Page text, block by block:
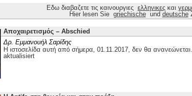
Εδω διαβαζετε τις καινουργιες ελληνικες και
Hier lesen Sie griechischeund deutsche
Αποχαιρετισμός – Abschied
Δρ. Εμμανουήλ Σαρίδης
Η ιστοσελίδα αυτή από σήμερα, 01.11.2017, δεν θα
aktualisiert